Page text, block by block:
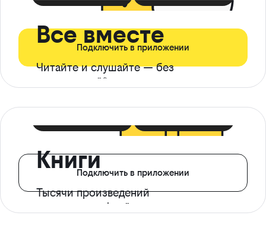
Все вместе
Читайте и слушайте — без
ограничений*
Подключить в приложении
Книги
Тысячи произведений
с доступом офлайн
Подключить в приложении